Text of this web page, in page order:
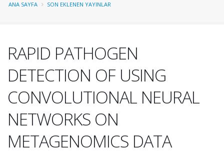
ANA SAYFA SON EKLENEN YAYINLAR
RAPID PATHOGEN
DETECTION OF USING
CONVOLUTIONAL NEURAL
NETWORKS ON
METAGENOMICS DATA